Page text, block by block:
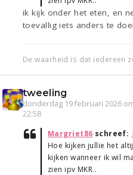
ik kijk onder het eten, en
toevallig iets anders te
De waarheid is dat iedereen
tweeling
donderdag 19 februari 2026
22:58
Margriet86 schreef:
Hoe kijken jullie het
kijken wanneer ik wil
zien ipv MKR..